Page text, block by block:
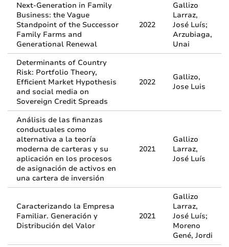
Next-Generation in Family
Business: the Vague
Standpoint of the Successor
Family Farms and
Generational Renewal
2022
Gallizo
Larraz,
José Luís;
Arzubiaga,
Unai
Determinants of Country
Risk: Portfolio Theory,
Efficient Market Hypothesis
and social media on
Sovereign Credit Spreads
2022
Gallizo,
Jose Luis
Análisis de las finanzas
conductuales como
alternativa a la teoría
moderna de carteras y su
aplicación en los procesos
de asignación de activos en
una cartera de inversión
2021
Gallizo
Larraz,
José Luís
Caracterizando la Empresa
Familiar. Generación y
Distribución del Valor
2021
Gallizo
Larraz,
José Luís;
Moreno
Gené, Jordi